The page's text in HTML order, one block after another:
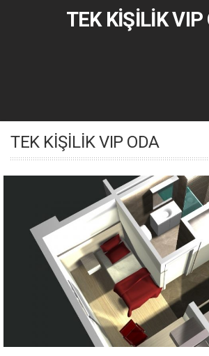
TEK KİŞİLİK VIP
TEK KİŞİLİK VIP ODA